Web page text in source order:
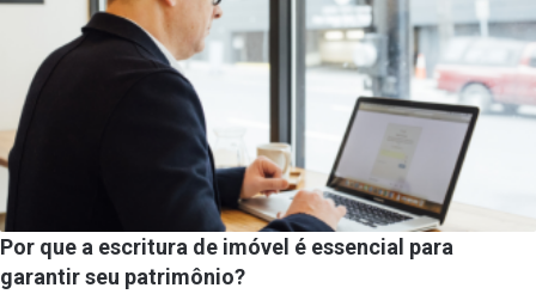
Por que a escritura de imóvel é essencial para
garantir seu patrimônio?